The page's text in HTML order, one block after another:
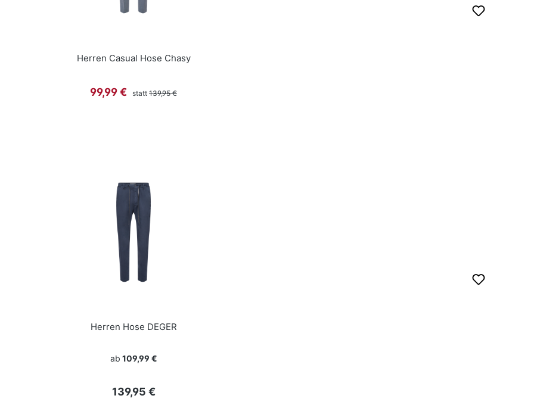
Herren Casual Hose Chasy
Verkaufspreis:
99,99 € statt Regulärer Preis:
139,95 €
Herren Hose DEGER
ab 109,99 €
Regulärer Preis:
139,95 €